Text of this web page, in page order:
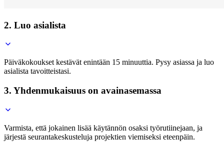
2. Luo asialista
Päiväkokoukset kestävät enintään 15 minuuttia. Pysy asiassa ja luo
asialista tavoitteistasi.
3. Yhdenmukaisuus on avainasemassa
Varmista, että jokainen lisää käytännön osaksi työrutiinejaan, ja
järjestä seurantakeskusteluja projektien viemiseksi eteenpäin.